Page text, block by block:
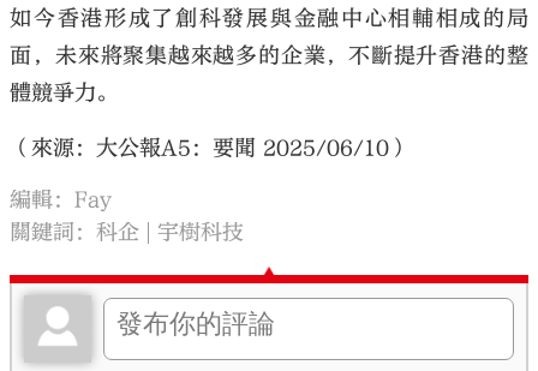
如今香港形成了創科發展與金融中心相輔相成的局
面，未來將聚集越來越多的企業，不斷提升香港的整
體競爭力。
（來源：大公報A5：要聞 2025/06/10）
編輯：Fay
關鍵詞：科企 宇樹科技